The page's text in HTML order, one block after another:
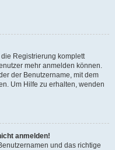
Registrierung komplett
mehr anmelden können.
der Benutzername, mit dem
Um Hilfe zu erhalten, wenden
anmelden!
und das richtige